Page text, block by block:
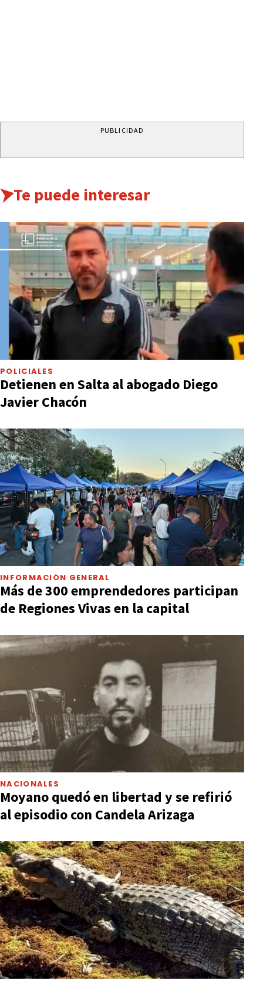
PUBLICIDAD
Te puede interesar
POLICIALES
Detienen en Salta al abogado Diego
Javier Chacón
INFORMACIÓN GENERAL
Más de 300 emprendedores participan
de Regiones Vivas en la capital
NACIONALES
Moyano quedó en libertad y se refirió
al episodio con Candela Arizaga